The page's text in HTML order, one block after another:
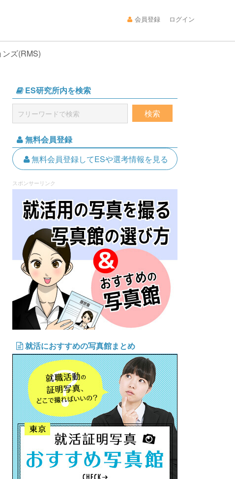
会員登録 ログイン
ズ(RMS)
ES研究所内を検索
無料会員登録
無料会員登録してESや選考情報を見る
スポンサーリンク
就活におすすめの写真館まとめ